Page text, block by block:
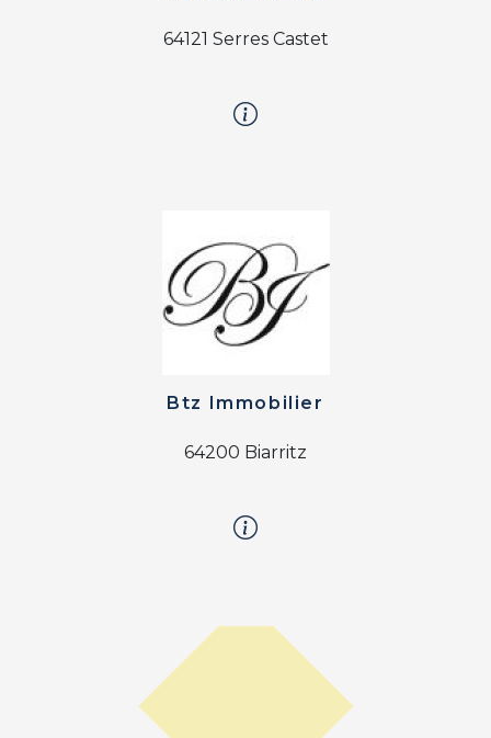
64121 Serres Castet
Btz Immobilier
64200 Biarritz